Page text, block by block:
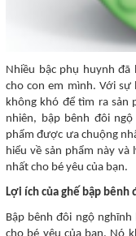
Nhiều bậc phụ huynh
cho con em mình. Với sự
không khó để tìm ra sản
nhiên, bập bênh đôi
phẩm được ưa chuộng
hiểu về sản phẩm này
nhất cho bé yêu của bạn.
Lợi ích của ghế bập bênh
Bập bênh đôi ngộ